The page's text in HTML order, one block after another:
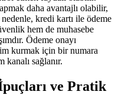
daha avantajlı olabilir,
kredi kartı ile ödeme
hem de muhasebe
Ödeme onayı
kurmak için bir numara
sağlanır.
ve Pratik